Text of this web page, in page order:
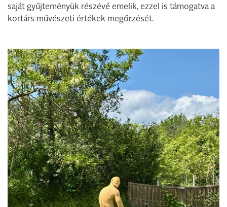
saját gyűjteményük részévé emelik, ezzel is támogatva a
kortárs művészeti értékek megőrzését.